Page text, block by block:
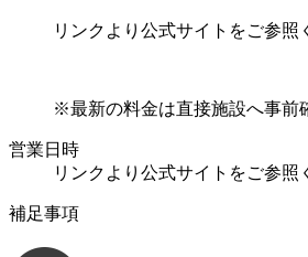
リンクより公式サイトをご参照
※最新の料金は直接施設へ事前
営業日時
リンクより公式サイトをご参照
補足事項